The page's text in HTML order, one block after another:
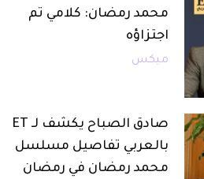
محمد رمضان: كلامي تم
اجتزاؤه
ميكس
صادق الصباح يكشف لـ ET
بالعربي تفاصيل مسلسل
محمد رمضان في رمضان